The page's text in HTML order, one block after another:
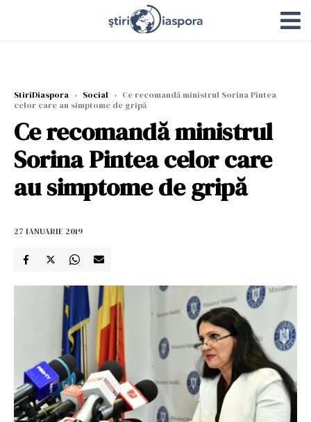
StiriDiaspora › Social › Ce recomandă ministrul Sorina Pintea
celor care au simptome de gripă
Ce recomandă ministrul
Sorina Pintea celor care
au simptome de gripă
27 IANUARIE 2019